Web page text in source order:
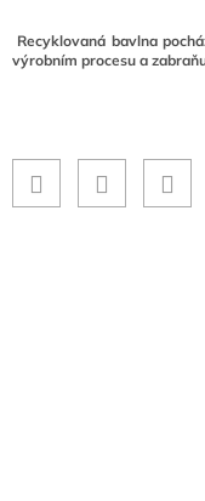
Recyklovaná bavlna
výrobním procesu a